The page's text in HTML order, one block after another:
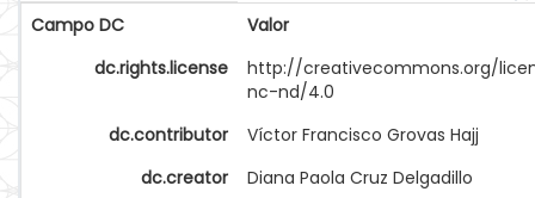
Campo DC
Valor
dc.rights.license
http://creativecommons.org/
nc-nd/4.0
dc.contributor
Víctor Francisco Grovas Hajj
dc.creator
Diana Paola Cruz Delgadillo